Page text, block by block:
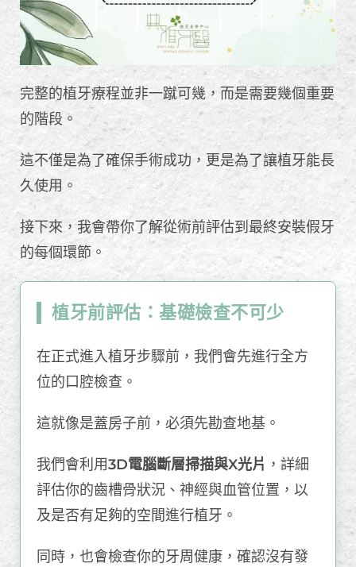
完整的植牙療程並非一蹴可幾，而是需要幾個重要
的階段。
這不僅是為了確保手術成功，更是為了讓植牙能長
久使用。
接下來，我會帶你了解從術前評估到最終安裝假牙
的每個環節。
植牙前評估：基礎檢查不可少
在正式進入植牙步驟前，我們會先進行全方
位的口腔檢查。
這就像是蓋房子前，必須先勘查地基。
我們會利用3D電腦斷層掃描與X光片 ，詳細
評估你的齒槽骨狀況、神經與血管位置，以
及是否有足夠的空間進行植牙。
同時，也會檢查你的牙周健康，確認沒有發